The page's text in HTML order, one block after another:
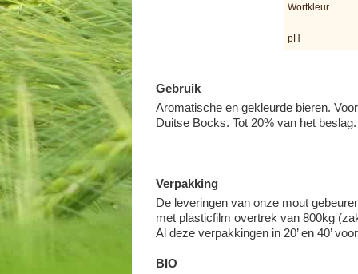
Wortkleur
pH
Gebruik
Aromatische en gekleurde bieren.
Duitse Bocks. Tot 20% van het beslag.
Verpakking
De leveringen van onze mout
met plasticfilm overtrek van 800kg
Al deze verpakkingen in 20’ en 40’
BIO